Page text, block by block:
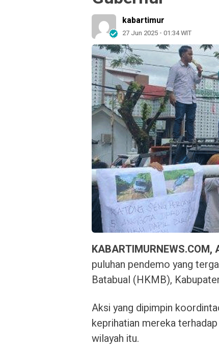
kabartimur
27 Jun 2025 - 01:34 WIT
KABARTIMURNEWS.COM,
puluhan pendemo yang
Batabual (HKMB),
Aksi yang dipimpin
keprihatian mereka
wilayah itu.